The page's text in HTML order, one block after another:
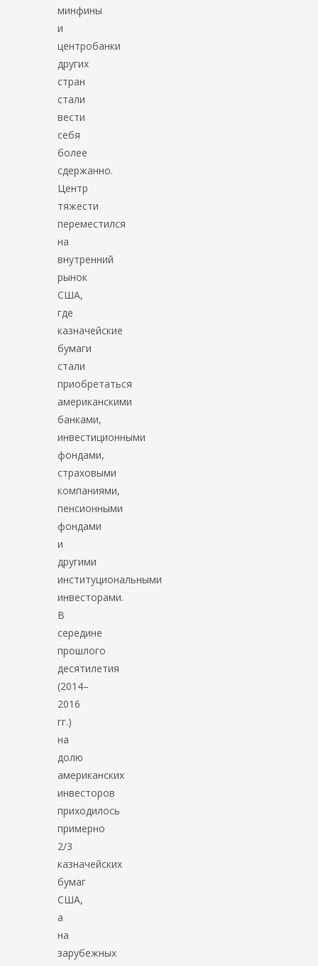
минфины
и
центробанки
других
стран
стали
вести
себя
более
сдержанно.
Центр
тяжести
переместился
на
внутренний
рынок
США,
где
казначейские
бумаги
стали
приобретаться
американскими
банками,
инвестиционными
фондами,
страховыми
компаниями,
пенсионными
фондами
и
другими
институциональными
инвесторами.
В
середине
прошлого
десятилетия
(2014–
2016
гг.)
на
долю
американских
инвесторов
приходилось
примерно
2/3
казначейских
бумаг
США,
а
на
зарубежных